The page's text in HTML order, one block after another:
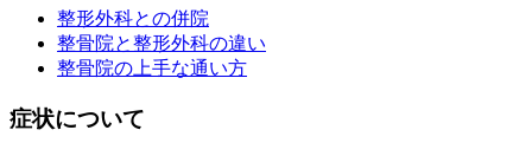
整形外科との併院
整骨院と整形外科の違い
整骨院の上手な通い方
症状について